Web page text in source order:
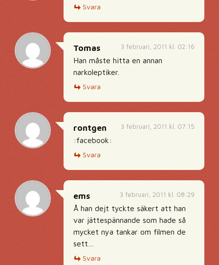
Svara
3 februari, 2011 kl. 02:16
Tomas
Han måste hitta en annan
narkoleptiker.
Svara
3 februari, 2011 kl. 07:15
rontgen
:facebook:
Svara
3 februari, 2011 kl. 08:29
ems
Å han dejt tyckte säkert att han
var jättespännande som hade så
mycket nya tankar om filmen de
sett…
Svara